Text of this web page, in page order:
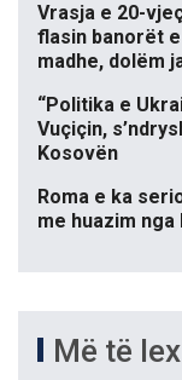
Vrasja e 20-
flasin banorët
madhe, dolëm
“Politika e
Vuçiçin,
Kosovën
Roma e ka
me huazim
Më të